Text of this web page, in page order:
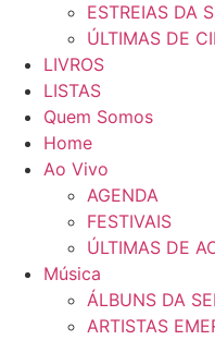
ESTREIAS DA
ÚLTIMAS DE
LIVROS
LISTAS
Quem Somos
Home
Ao Vivo
AGENDA
FESTIVAIS
ÚLTIMAS DE
Música
ÁLBUNS DA
ARTISTAS